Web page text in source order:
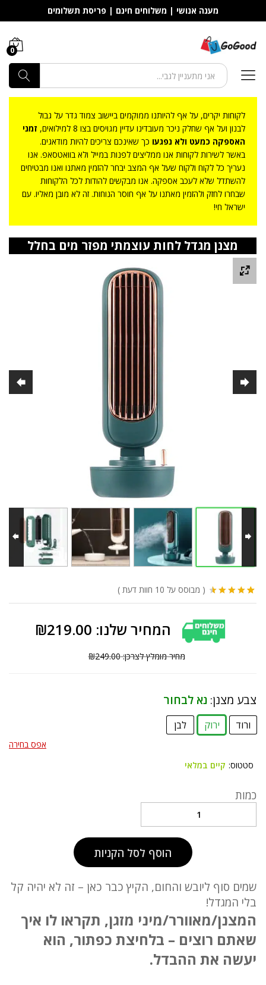
מענה אנושי | משלוחים חינם | פריסת תשלומים
0
חפש
לקוחות יקרים, על אף להיותנו ממוקמים ביישוב צמוד גדר על גבול
לבנון ועל אף שחלק ניכר מעובדינו עדיין מגויסים בצו 8 למילואים,
זמני
האספקה כמעט ולא נפגעו כך שאינכם צריכים להיות מודאגים.
באשר לשירות לקוחות אנו ממליצים לפנות במייל ולא בוואטסאפ. אנו
נעריך כל לקוח ולקוח שעל אף המצב יבחר להזמין מאתנו ואנו מבטיחים
להשתדל שלא לעכב אספקה. אנו מבקשים להודות לכל הלקוחות
שבחרו לחזק ולהזמין מאתנו על אף חוסר הנוחות. זה לא מובן מאליו. עם
ישראל חי!
מצנן מגדל לחות עוצמתי מפזר מים בחלל
מדורגים
10
( מבוסס על 10 חוות דעת )
₪219.00
₪249.00
צבע מצנן: נא לבחור
ורוד ירוק לבן
אפס בחירה
סטטוס: קיים במלאי
מצנן
quantity
כמות
הוסף לסל הקניות
שמים סוף ליובש והחום, הקיץ כבר כאן – זה לא יהיה קל
בלי המגדל!
המצנן/מאוורר/מיני מזגן, תקראו לו איך
שאתם רוצים – בלחיצת כפתור, הוא
יעשה את ההבדל.